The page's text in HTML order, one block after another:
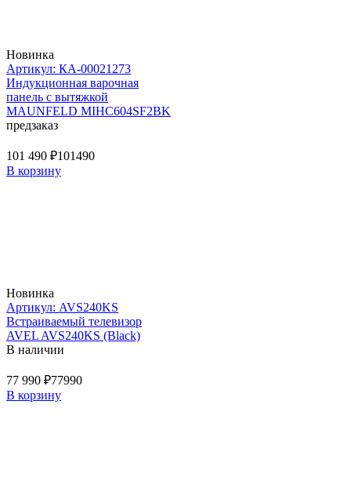
Новинка
Артикул: КА-00021273
Индукционная варочная
панель с вытяжкой
MAUNFELD MIHC604SF2BK
предзаказ
101 490 ₽101490
В корзину
Новинка
Артикул: AVS240KS
Встраиваемый телевизор
AVEL AVS240KS (Black)
В наличии
77 990 ₽77990
В корзину